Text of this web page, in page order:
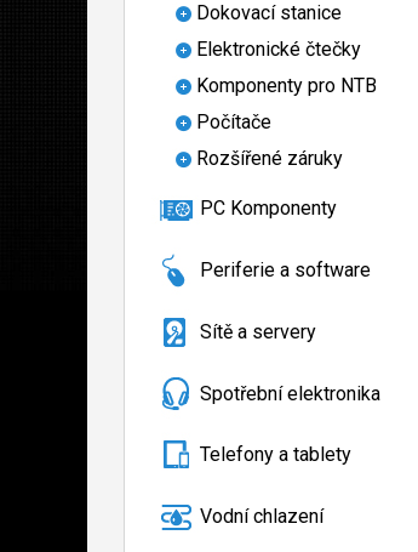
Dokovací stanice
Elektronické čtečky
Komponenty pro NTB
Počítače
Rozšířené záruky
PC Komponenty
Periferie a software
Sítě a servery
Spotřební elektronika
Telefony a tablety
Vodní chlazení